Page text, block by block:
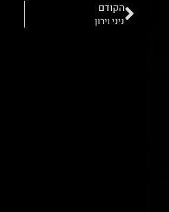
הקודם
ניני וירון